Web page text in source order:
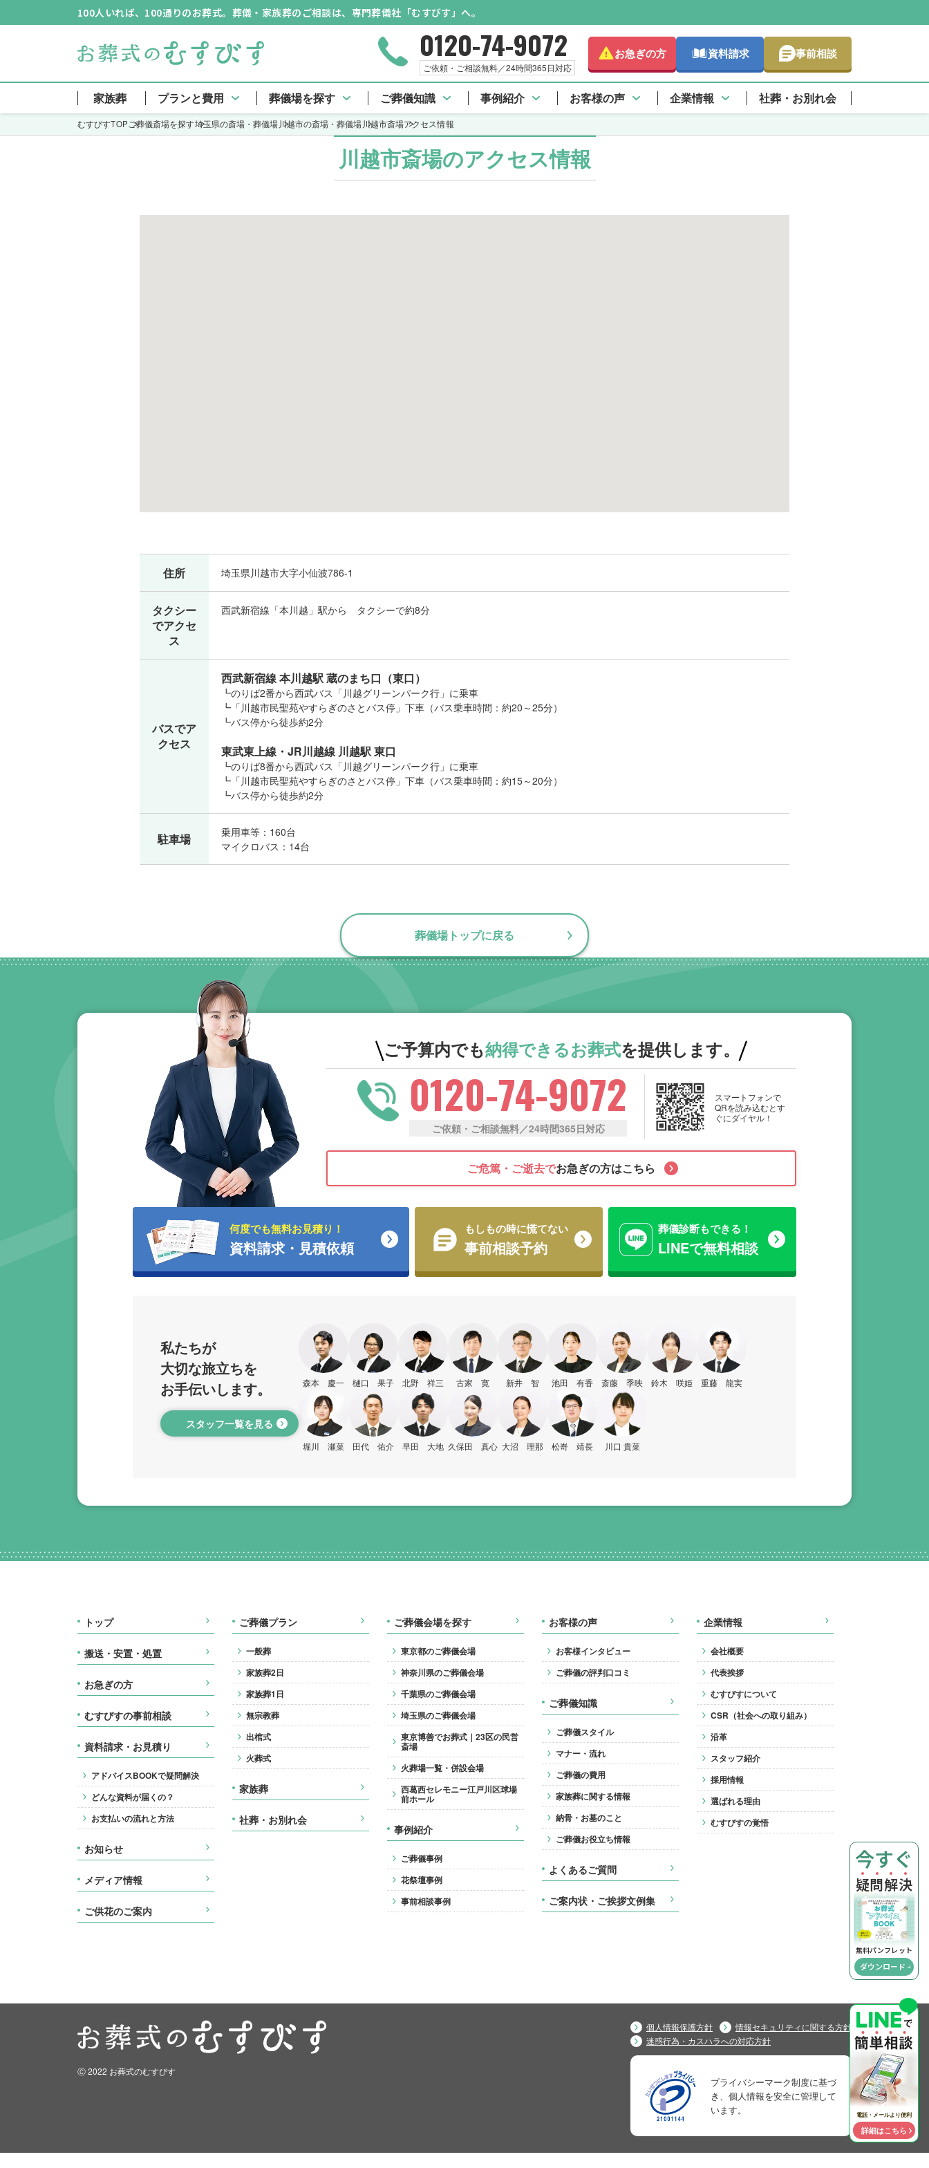
100人いれば、100通りのお葬式。葬儀・家族葬のご相談は、専門葬儀社「むすびす」へ。
0120-74-9072
ご依頼・ご相談無料／24時間365日対応
お急ぎの方 資料請求 事前相談
家族葬 プランと費用 葬儀場を探す ご葬儀知識 事例紹介 お客様の声 企業情報 社葬・お別れ会
むすびすTOPご葬儀斎場を探す埼玉県の斎場・葬儀場川越市の斎場・葬儀場川越市斎場アクセス情報
川越市斎場のアクセス情報
住所 埼玉県川越市大字小仙波786-1
タクシー
でアクセ
ス
西武新宿線「本川越」駅から タクシーで約8分
バスでア
クセス
西武新宿線 本川越駅 蔵のまち口（東口）
┗のりば2番から西武バス「川越グリーンパーク行」に乗車
┗「川越市民聖苑やすらぎのさとバス停」下車（バス乗車時間：約20～25分）
┗バス停から徒歩約2分
東武東上線・JR川越線 川越駅 東口
┗のりば8番から西武バス「川越グリーンパーク行」に乗車
┗「川越市民聖苑やすらぎのさとバス停」下車（バス乗車時間：約15～20分）
┗バス停から徒歩約2分
駐車場
乗用車等：160台
マイクロバス：14台
葬儀場トップに戻る
川越市斎場 TOP 口コミ一覧 火葬場事情 料金詳細 アクセス情報
さらに詳しく
ご予算内でも納得できるお葬式を提供します。
0120-74-9072
ご依頼・ご相談無料／24時間365日対応
スマートフォンで
QRを読み込むとす
ぐにダイヤル！
ご危篤・ご逝去でお急ぎの方はこちら
何度でも無料お見積り！
資料請求・ 見積依頼
もしもの時に慌てない
事前相談予約
葬儀診断もできる！
LINEで無料相談
私たちが
大切な旅立ちを
お手伝いします。
スタッフ一覧を見る
森本 慶一 樋口 果子 北野 祥三 古家 寛 新井 智 池田 有香 斎藤 季映 鈴木 咲姫 重藤 龍実
堀川 瀬菜 田代 佑介 早田 大地 久保田 真心 大沼 理那 松嵜 靖長 川口 貴菜
トップ
搬送・安置・処置
お急ぎの方
むすびすの事前相談
資料請求・お見積り
アドバイスBOOKで疑問解決
どんな資料が届くの？
お支払いの流れと方法
お知らせ
メディア情報
ご供花のご案内
ご葬儀プラン
一般葬
家族葬2日
家族葬1日
無宗教葬
出棺式
火葬式
家族葬
社葬・お別れ会
ご葬儀会場を探す
東京都のご葬儀会場
神奈川県のご葬儀会場
千葉県のご葬儀会場
埼玉県のご葬儀会場
東京博善でお葬式｜23区の民営
斎場
火葬場一覧・併設会場
西葛西セレモニー江戸川区球場
前ホール
事例紹介
ご葬儀事例
花祭壇事例
事前相談事例
お客様の声
お客様インタビュー
ご葬儀の評判口コミ
ご葬儀知識
ご葬儀スタイル
マナー・流れ
ご葬儀の費用
家族葬に関する情報
納骨・お墓のこと
ご葬儀お役立ち情報
よくあるご質問
ご案内状・ご挨拶文例集
企業情報
会社概要
代表挨拶
むすびすについて
CSR（社会への取り組み）
沿革
スタッフ紹介
採用情報
選ばれる理由
むすびすの覚悟
Ⓒ 2022 お葬式のむすびす
個人情報保護方針
情報セキュリティに関する方針
迷惑行為・カスハラへの対応方針
プライバシーマーク制度に基づ
き、個人情報を安全に管理して
います。
今すぐ
疑問解決
無料パンフレット
ダウンロード
電話・メールより便利
詳細はこちら